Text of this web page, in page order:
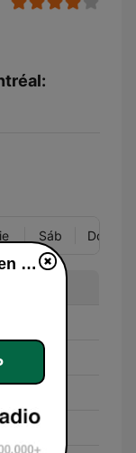
Sáb Dom
ICI Première Montréal en vivo